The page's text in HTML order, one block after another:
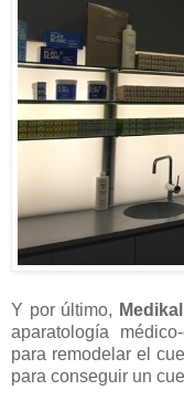
Y por último,
aparatología
para remodelar el
para conseguir un